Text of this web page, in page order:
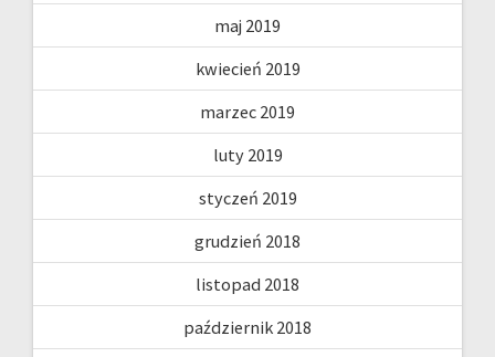
maj 2019
kwiecień 2019
marzec 2019
luty 2019
styczeń 2019
grudzień 2018
listopad 2018
październik 2018